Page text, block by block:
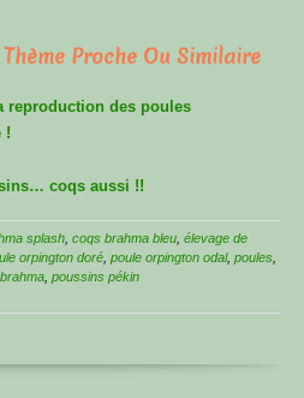
Proche Ou Similaire
reproduction des poules
!
coqs aussi !!
splash coqs brahma bleu élevage de
orpington doré poule orpington odal, poules
poussins pékin